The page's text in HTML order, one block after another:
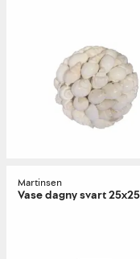
Martinsen
Vase dagny svart